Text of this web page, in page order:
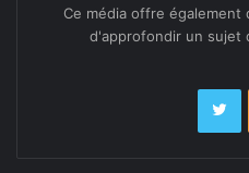
Ce média offre également
d'approfondir un sujet